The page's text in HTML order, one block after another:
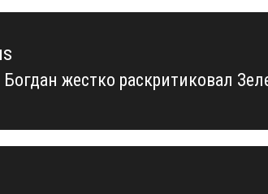
жестко раскритиковал